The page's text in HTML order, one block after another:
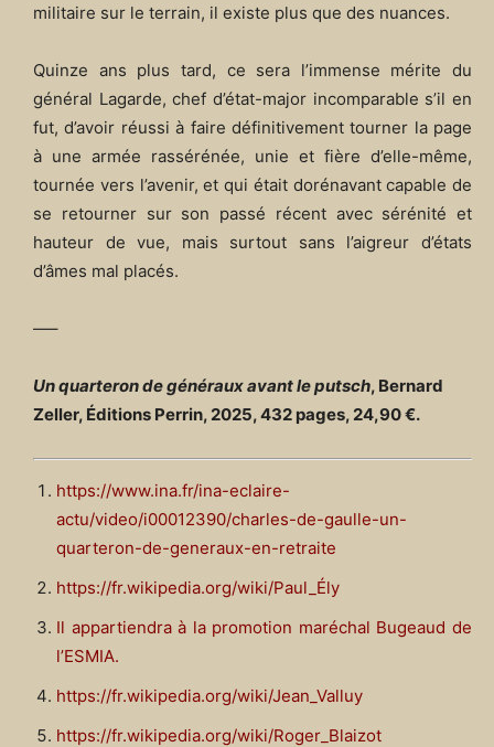
militaire sur le terrain, il existe plus que des nuances.
Quinze ans plus tard, ce sera l’immense mérite du
général Lagarde, chef d’état-major incomparable s’il en
fut, d’avoir réussi à faire définitivement tourner la page
à une armée rassérénée, unie et fière d’elle-même,
tournée vers l’avenir, et qui était dorénavant capable de
se retourner sur son passé récent avec sérénité et
hauteur de vue, mais surtout sans l’aigreur d’états
d’âmes mal placés.
—–
Un quarteron de généraux avant le putsch, Bernard
Zeller, Éditions Perrin, 2025, 432 pages, 24,90 €.
https://www.ina.fr/ina-eclaire-
actu/video/i00012390/charles-de-gaulle-un-
quarteron-de-generaux-en-retraite
https://fr.wikipedia.org/wiki/Paul_Ély
Il appartiendra à la promotion maréchal Bugeaud de
l’ESMIA.
https://fr.wikipedia.org/wiki/Jean_Valluy
https://fr.wikipedia.org/wiki/Roger_Blaizot